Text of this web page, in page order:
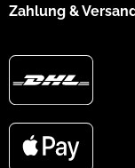
Zahlung &